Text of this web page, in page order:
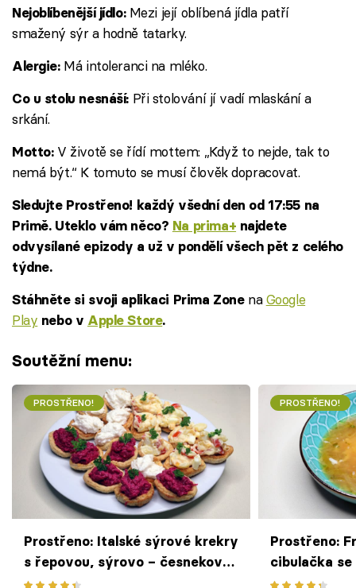
Nejoblíbenější jídlo:Mezi její oblíbená jídla patří
smažený sýr a hodně tatarky.
Alergie:Má intoleranci na mléko.
Co u stolu nesnáší:Při stolování jí vadí mlaskání a
srkání.
Motto:V životě se řídí mottem: „Když to nejde, tak to
nemá být.“ K tomuto se musí člověk dopracovat.
Sledujte Prostřeno! každý všední den od 17:55 na
Primě. Uteklo vám něco? Na prima+ najdete
odvysílané epizody a už v pondělí všech pět z celého
týdne.
Stáhněte si svoji aplikaci Prima Zone naGoogle
Play nebo v Apple Store.
Soutěžní menu:
PROSTŘENO!
Prostřeno: Italské sýrové krekry
s řepovou, sýrovo – česnekovou
a vajíčkovou pomazánkou Ivety
PROSTŘENO!
Prostřeno:
cibulačka
bagetkou